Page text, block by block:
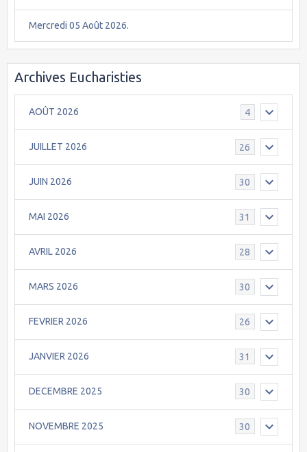
Mercredi 05 Août 2026.
Archives Eucharisties
AOÛT 2026 4
JUILLET 2026 26
JUIN 2026 30
MAI 2026 31
AVRIL 2026 28
MARS 2026 30
FEVRIER 2026 26
JANVIER 2026 31
DECEMBRE 2025 30
NOVEMBRE 2025 30